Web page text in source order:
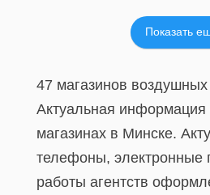
Показать
47 магазинов
Актуальная информация
магазинах в Минске.
телефоны, электронные
работы агентств